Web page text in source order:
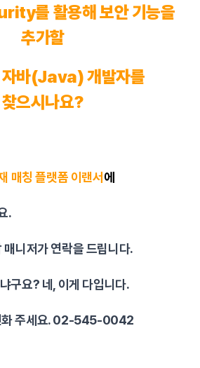
를 활용해 보안 기능을
추가할
바(Java) 개발자를
찾으시나요?
매칭 플랫폼 이랜서 에
.
니저가 연락을 드립니다.
구요? 네, 이게 다입니다.
화 주세요. 02-545-0042